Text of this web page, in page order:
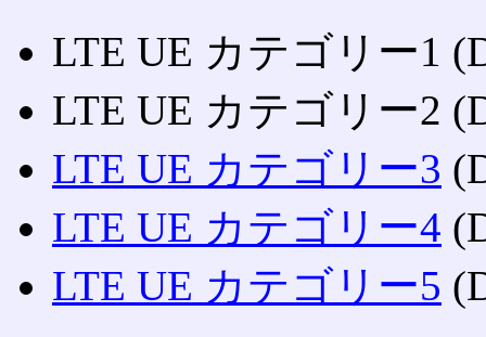
LTE UE カテゴリー1
LTE UE カテゴリー2
LTE UE カテゴリー3
LTE UE カテゴリー4
LTE UE カテゴリー5